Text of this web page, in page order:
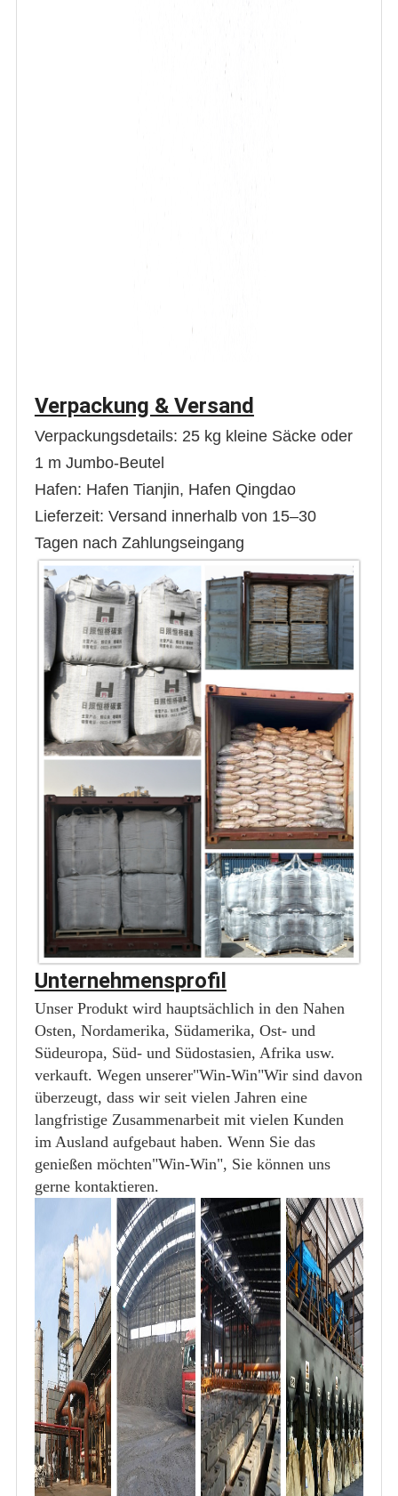
Verpackung & Versand
Verpackungsdetails: 25 kg kleine Säcke oder
1 m Jumbo-Beutel
Hafen: Hafen Tianjin, Hafen Qingdao
Lieferzeit: Versand innerhalb von 15–30
Tagen nach Zahlungseingang
Unternehmensprofil
Unser Produkt wird hauptsächlich in den Nahen
Osten, Nordamerika, Südamerika, Ost- und
Südeuropa, Süd- und Südostasien, Afrika usw.
verkauft. Wegen unserer"Win-Win"Wir sind davon
überzeugt, dass wir seit vielen Jahren eine
langfristige Zusammenarbeit mit vielen Kunden
im Ausland aufgebaut haben. Wenn Sie das
genießen möchten"Win-Win", Sie können uns
gerne kontaktieren.